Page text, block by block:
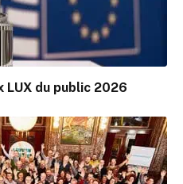
LUX du public 2026